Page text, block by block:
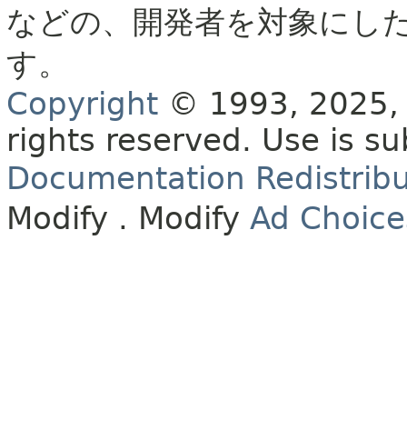
などの、開発者を対象にし
す。
Copyright © 1993,
rights reserved. Use is
Documentation
Modify . Modify Ad